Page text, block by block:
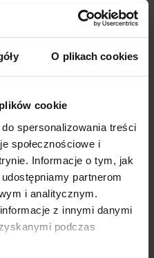
O plikach cookies
cookie
spersonalizowania treści
społecznościowe i
Informacje o tym, jak
partnerom
i analitycznym.
z innymi danymi
podczas
cm
57cm,